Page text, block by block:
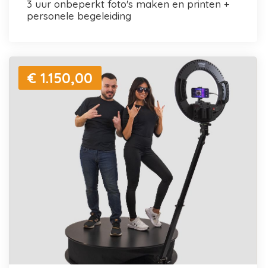
3 uur onbeperkt foto's maken en printen +
personele begeleiding
€ 1.150,00